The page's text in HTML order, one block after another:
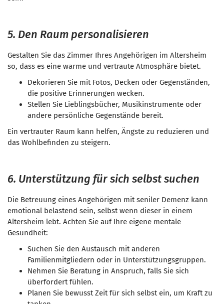
5. Den Raum personalisieren
Gestalten Sie das Zimmer Ihres Angehörigen im Altersheim
so, dass es eine warme und vertraute Atmosphäre bietet.
Dekorieren Sie mit Fotos, Decken oder Gegenständen,
die positive Erinnerungen wecken.
Stellen Sie Lieblingsbücher, Musikinstrumente oder
andere persönliche Gegenstände bereit.
Ein vertrauter Raum kann helfen, Ängste zu reduzieren und
das Wohlbefinden zu steigern.
6. Unterstützung für sich selbst suchen
Die Betreuung eines Angehörigen mit seniler Demenz kann
emotional belastend sein, selbst wenn dieser in einem
Altersheim lebt. Achten Sie auf Ihre eigene mentale
Gesundheit:
Suchen Sie den Austausch mit anderen
Familienmitgliedern oder in Unterstützungsgruppen.
Nehmen Sie Beratung in Anspruch, falls Sie sich
überfordert fühlen.
Planen Sie bewusst Zeit für sich selbst ein, um Kraft zu